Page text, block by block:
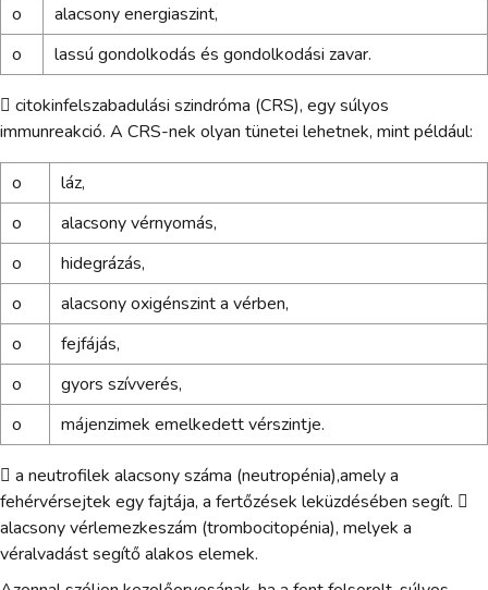
o
alacsony energiaszint,
o
lassú gondolkodás és gondolkodási zavar.
 citokinfelszabadulási szindróma (CRS), egy súlyos
immunreakció. A CRS-nek olyan tünetei lehetnek, mint például:
o
láz,
o
alacsony vérnyomás,
o
hidegrázás,
o
alacsony oxigénszint a vérben,
o
fejfájás,
o
gyors szívverés,
o
májenzimek emelkedett vérszintje.
 a neutrofilek alacsony száma (neutropénia),amely a
fehérvérsejtek egy fajtája, a fertőzések leküzdésében segít. 
alacsony vérlemezkeszám (trombocitopénia), melyek a
véralvadást segítő alakos elemek.